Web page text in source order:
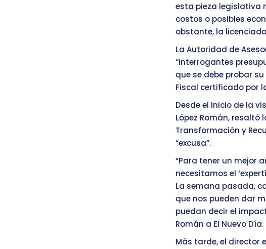
esta pieza legislativa
costos o posibles
obstante, la
La Autoridad de
“interrogantes
que se debe probar
Fiscal certificado por
Desde el inicio de la
López Román,
Transformación y
“excusa”.
“Para tener un mejor
necesitamos el
La semana pasada,
que nos pueden dar
puedan decir el
Román a El Nuevo Día.
Más tarde, el director